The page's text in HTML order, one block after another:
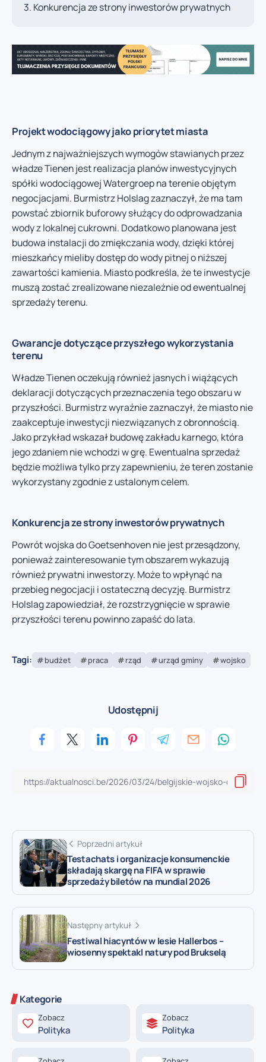
Konkurencja ze strony inwestorów prywatnych
Projekt wodociągowy jako priorytet miasta
Jednym z najważniejszych wymogów stawianych przez
władze Tienen jest realizacja planów inwestycyjnych
spółki wodociągowej Watergroep na terenie objętym
negocjacjami. Burmistrz Holslag zaznaczył, że ma tam
powstać zbiornik buforowy służący do odprowadzania
wody z lokalnej cukrowni. Dodatkowo planowana jest
budowa instalacji do zmiękczania wody, dzięki której
mieszkańcy mieliby dostęp do wody pitnej o niższej
zawartości kamienia. Miasto podkreśla, że te inwestycje
muszą zostać zrealizowane niezależnie od ewentualnej
sprzedaży terenu.
Gwarancje dotyczące przyszłego wykorzystania
terenu
Władze Tienen oczekują również jasnych i wiążących
deklaracji dotyczących przeznaczenia tego obszaru w
przyszłości. Burmistrz wyraźnie zaznaczył, że miasto nie
zaakceptuje inwestycji niezwiązanych z obronnością.
Jako przykład wskazał budowę zakładu karnego, która
jego zdaniem nie wchodzi w grę. Ewentualna sprzedaż
będzie możliwa tylko przy zapewnieniu, że teren zostanie
wykorzystany zgodnie z ustalonym celem.
Konkurencja ze strony inwestorów prywatnych
Powrót wojska do Goetsenhoven nie jest przesądzony,
ponieważ zainteresowanie tym obszarem wykazują
również prywatni inwestorzy. Może to wpłynąć na
przebieg negocjacji i ostateczną decyzję. Burmistrz
Holslag zapowiedział, że rozstrzygnięcie w sprawie
przyszłości terenu powinno zapaść do lata.
Tagi: budżet praca rząd urząd gminy wojsko
Udostępnij
Poprzedni artykuł
Testachats i organizacje konsumenckie
składają skargę na FIFA w sprawie
sprzedaży biletów na mundial 2026
Następny artykuł
Festiwal hiacyntów w lesie Hallerbos –
wiosenny spektakl natury pod Brukselą
Kategorie
Zobacz
Polityka
Zobacz
Polityka